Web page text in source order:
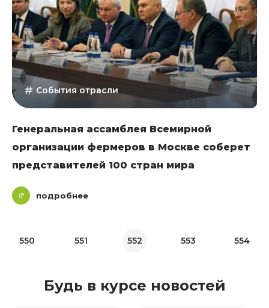
События отрасли
Генеральная ассамблея Всемирной
организации фермеров в Москве соберет
представителей 100 стран мира
подробнее
550 551 552 553 554
Будь в курсе новостей